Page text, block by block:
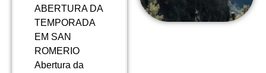
ABERTURA DA
TEMPORADA
EM SAN
ROMERIO
Abertura da